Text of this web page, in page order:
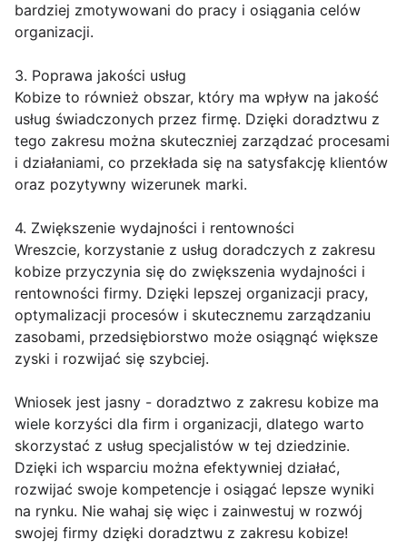
bardziej zmotywowani do pracy i osiągania celów
organizacji.
3. Poprawa jakości usług
Kobize to również obszar, który ma wpływ na jakość
usług świadczonych przez firmę. Dzięki doradztwu z
tego zakresu można skuteczniej zarządzać procesami
i działaniami, co przekłada się na satysfakcję klientów
oraz pozytywny wizerunek marki.
4. Zwiększenie wydajności i rentowności
Wreszcie, korzystanie z usług doradczych z zakresu
kobize przyczynia się do zwiększenia wydajności i
rentowności firmy. Dzięki lepszej organizacji pracy,
optymalizacji procesów i skutecznemu zarządzaniu
zasobami, przedsiębiorstwo może osiągnąć większe
zyski i rozwijać się szybciej.
Wniosek jest jasny - doradztwo z zakresu kobize ma
wiele korzyści dla firm i organizacji, dlatego warto
skorzystać z usług specjalistów w tej dziedzinie.
Dzięki ich wsparciu można efektywniej działać,
rozwijać swoje kompetencje i osiągać lepsze wyniki
na rynku. Nie wahaj się więc i zainwestuj w rozwój
swojej firmy dzięki doradztwu z zakresu kobize!